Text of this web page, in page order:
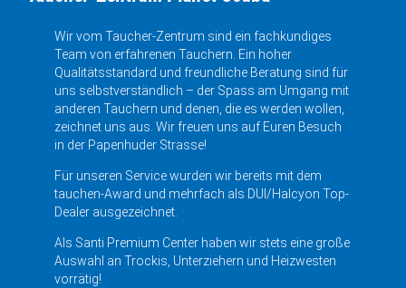
Wir vom Taucher-Zentrum sind ein fachkundiges
Team von erfahrenen Tauchern. Ein hoher
Qualitätsstandard und freundliche Beratung sind für
uns selbstverständlich – der Spass am Umgang mit
anderen Tauchern und denen, die es werden wollen,
zeichnet uns aus. Wir freuen uns auf Euren Besuch
in der Papenhuder Strasse!
Für unseren Service wurden wir bereits mit dem
tauchen-Award und mehrfach als DUI/Halcyon Top-
Dealer ausgezeichnet.
Als Santi Premium Center haben wir stets eine große
Auswahl an Trockis, Unterziehern und Heizwesten
vorrätig!